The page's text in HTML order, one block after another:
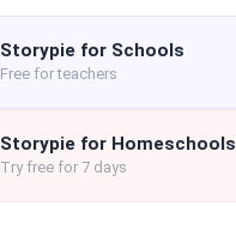
Storypie for Schools
Free for teachers
Storypie for Homeschools
Try free for 7 days